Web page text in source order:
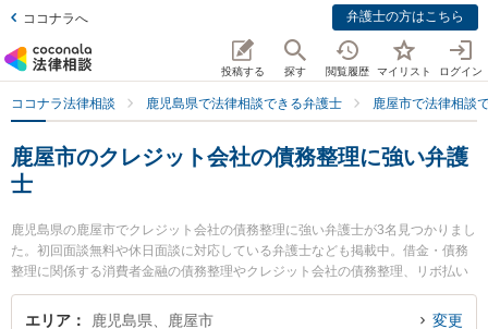
ココナラへ 弁護士の方はこちら
投稿する 探す 閲覧履歴 マイリスト ログイン
ココナラ法律相談 鹿児島県で法律相談できる弁護士 鹿屋市で法律相談
鹿屋市のクレジット会社の債務整理に強い弁護
士
鹿児島県の鹿屋市でクレジット会社の債務整理に強い弁護士が3名見つかりまし
た。初回面談無料や休日面談に対応している弁護士なども掲載中。借金・債務
整理に関係する消費者金融の債務整理やクレジット会社の債務整理、リボ払い
の債務整理等の細かな分野での絞り込み検索もでき便利です。特に堂薗法律事
務所の堂薗 広弁護士や弁護士法人笹川法律事務所 鹿屋支所の笹川 竜伴弁護
エリア 鹿児島県、鹿屋市 変更